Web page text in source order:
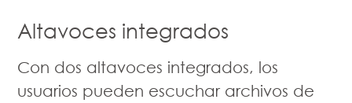
Altavoces integrados
Con dos altavoces integrados, los
usuarios pueden escuchar archivos de